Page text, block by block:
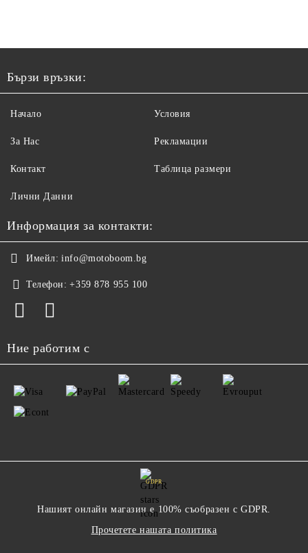
Бързи връзки:
Начало
За Нас
Контакт
Лични Данни
Условия
Рекламации
Таблица размери
Информация за контакти:
Имейл: info@motoboom.bg
Телефон: +359 878 955 100
Ние работим с
GDPR
Нашият онлайн магазин е 100% съобразен с GDPR.
Прочетете нашата политика